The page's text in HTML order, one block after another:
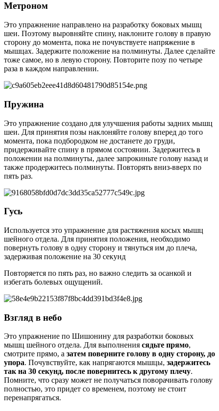
Метроном
Это упражнение направлено на разработку боковых мышц
шеи. Поэтому выровняйте спину, наклоните голову в правую
сторону до момента, пока не почувствуете напряжение в
мышцах. Задержите положение на полминуты. Далее сделайте
тоже самое, но в левую сторону. Повторите позу по четыре
раза в каждом направлении.
Пружина
Это упражнение создано для улучшения работы задних мышц
шеи. Для принятия позы наклоняйте голову вперед до того
момента, пока подбородком не достанете до груди,
придерживайте спину в прямом состоянии. Задержитесь в
положении на полминуты, далее запрокиньте голову назад и
также продержитесь полминуты. Повторять вниз-вверх по
пять раз.
Гусь
Используется это упражнение для растяжения косых мышц
шейного отдела. Для принятия положения, необходимо
повернуть голову в одну сторону и тянуться им до плеча,
задерживая положение на 30 секунд
Повторяется по пять раз, но важно следить за осанкой и
избегать болевых ощущений.
Взгляд в небо
Это упражнение по Шишонину для разработки боковых
мышц шейного отдела. Для выполнения сядьте прямо,
смотрите прямо, а затем поверните голову в одну сторону, до
упора. Почувствуйте, как напрягаются мышцы, задержитесь
так на 30 секунд, после повернитесь к другому плечу.
Помните, что сразу может не получаться поворачивать голову
полностью, это придет со временем, поэтому не стоит
перенапрягаться.